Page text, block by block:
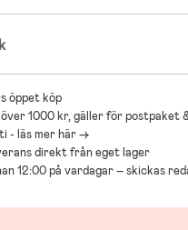
öppet köp
1000 kr, gäller för postpaket
- läs mer här ->
direkt från eget lager
12:00 på vardagar – skickas